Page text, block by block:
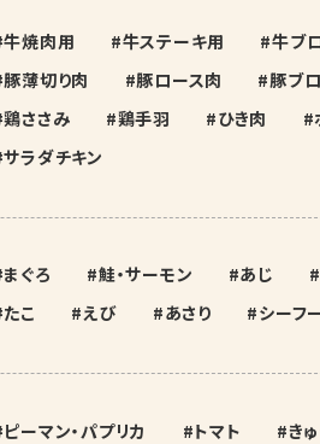
牛焼肉用 牛ステーキ用 牛ブ
豚薄切り肉
豚ロース肉 豚ブ
鶏ささみ
鶏手羽 ひき肉
サラダチキン
まぐろ 鮭・サーモン あじ
たこ
えび あさり シーフ
ピーマン・パプリカ トマト き